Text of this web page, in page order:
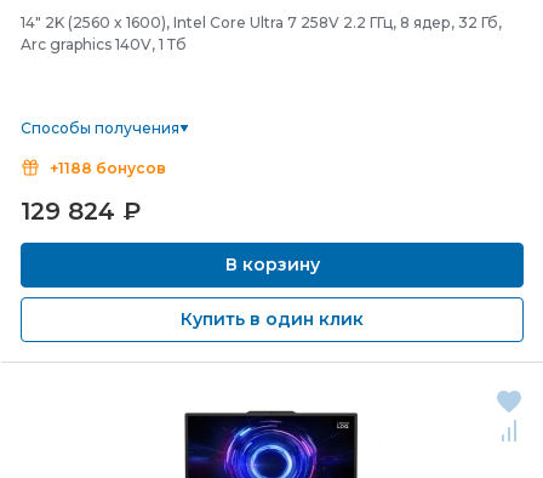
14" 2K (2560 x 1600), Intel Core Ultra 7 258V 2.2 ГГц, 8 ядер, 32 Гб,
Arc graphics 140V, 1 Тб
Способы получения
+1188 бонусов
129 824 ₽
В корзину
Купить в один клик